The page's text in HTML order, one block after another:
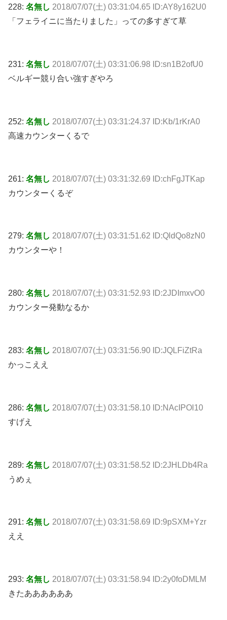
228: 名無し 2018/07/07(土) 03:31:04.65 ID:AY8y162U0
「フェライニに当たりました」っての多すぎて草
231: 名無し 2018/07/07(土) 03:31:06.98 ID:sn1B2ofU0
ベルギー競り合い強すぎやろ
252: 名無し 2018/07/07(土) 03:31:24.37 ID:Kb/1rKrA0
高速カウンターくるで
261: 名無し 2018/07/07(土) 03:31:32.69 ID:chFgJTKap
カウンターくるぞ
279: 名無し 2018/07/07(土) 03:31:51.62 ID:QldQo8zN0
カウンターや！
280: 名無し 2018/07/07(土) 03:31:52.93 ID:2JDImxvO0
カウンター発動なるか
283: 名無し 2018/07/07(土) 03:31:56.90 ID:JQLFiZtRa
かっこええ
286: 名無し 2018/07/07(土) 03:31:58.10 ID:NAcIPOl10
すげえ
289: 名無し 2018/07/07(土) 03:31:58.52 ID:2JHLDb4Ra
うめぇ
291: 名無し 2018/07/07(土) 03:31:58.69 ID:9pSXM+Yzr
ええ
293: 名無し 2018/07/07(土) 03:31:58.94 ID:2y0foDMLM
きたああああああ